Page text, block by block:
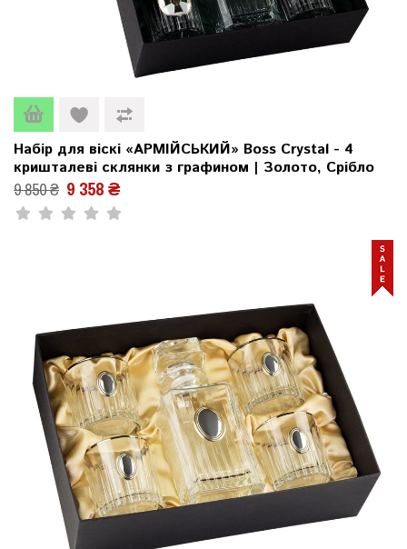
Набір для віскі «АРМІЙСЬКИЙ» Boss Crystal - 4
кришталеві склянки з графином | Золото, Срібло
9 850 ₴ 9 358 ₴